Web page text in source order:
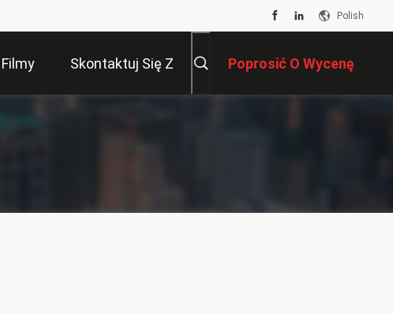
Polish
Filmy Skontaktuj Się Z Poprosić O Wycenę